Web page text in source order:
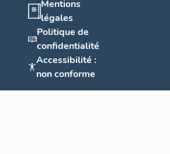
Mentions
légales
Politique de
confidentialité
Accessibilité :
non conforme